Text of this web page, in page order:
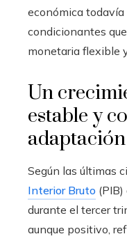
económica
condicionantes
monetaria flexible
Un
estable y
adaptación
Según las últimas
Interior Bruto
durante el tercer
aunque positivo,